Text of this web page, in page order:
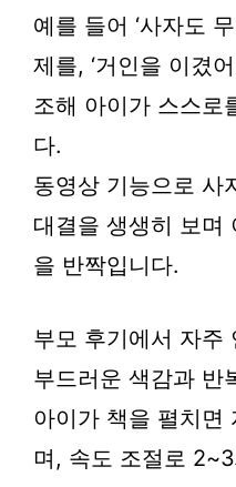
예를 들어 ‘사자도
제를, ‘거인을 이겼
조해 아이가 스스로
다.
동영상 기능으로 사
대결을 생생히 보며
을 반짝입니다.
부모 후기에서 자주
부드러운 색감과 반
아이가 책을 펼치면
며, 속도 조절로